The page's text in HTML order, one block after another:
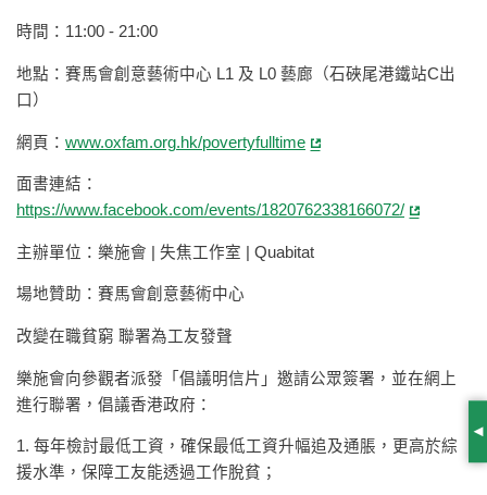
時間：11:00 - 21:00
地點：賽馬會創意藝術中心 L1 及 L0 藝廊（石硤尾港鐵站C出
口）
網頁： www.oxfam.org.hk/povertyfulltime
面書連結：
https://www.facebook.com/events/1820762338166072/
主辦單位：樂施會 | 失焦工作室 | Quabitat
場地贊助：賽馬會創意藝術中心
改變在職貧窮 聯署為工友發聲
樂施會向參觀者派發「倡議明信片」邀請公眾簽署，並在網上
進行聯署，倡議香港政府：
1. 每年檢討最低工資，確保最低工資升幅追及通脹，更高於綜
援水準，保障工友能透過工作脫貧；